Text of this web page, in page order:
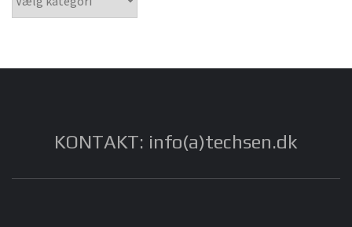
KONTAKT: info(a)techsen.dk